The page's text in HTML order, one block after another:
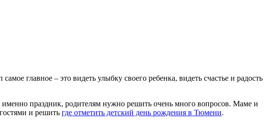
главное – это видеть улыбку своего ребенка, видеть счастье и радость
праздник, родителям нужно решить очень много вопросов. Маме и
и решить где отметить детский день рождения в Тюмени.